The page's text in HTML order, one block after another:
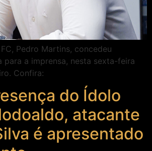
Pedro Martins, concedeu
para a imprensa, nesta sexta-feira
Confira:
do Ídolo
atacante
é apresentado